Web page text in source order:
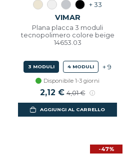
+ 33
VIMAR
Plana placca 3 moduli
tecnopolimero colore beige
14653.03
3 MODULI 4 MODULI + 9
Disponibile 1-3 giorni
Prezzo scontato
2,12 € Prezzo di listino
4,01 €
AGGIUNGI AL CARRELLO
-47%